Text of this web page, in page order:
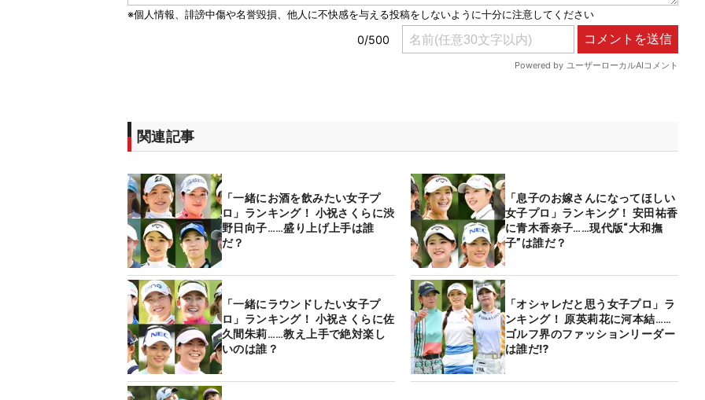
関連記事
「一緒にお酒を飲みたい女子プ
ロ」ランキング！ 小祝さくらに渋
野日向子……盛り上げ上手は誰
だ？
「息子のお嫁さんになってほしい
女子プロ」ランキング！ 安田祐香
に青木香奈子……現代版“大和撫
子”は誰だ？
「一緒にラウンドしたい女子プ
ロ」ランキング！ 小祝さくらに佐
久間朱莉……教え上手で絶対楽し
いのは誰？
「オシャレだと思う女子プロ」ラ
ンキング！ 原英莉花に河本結……
ゴルフ界のファッションリーダー
は誰だ⁉